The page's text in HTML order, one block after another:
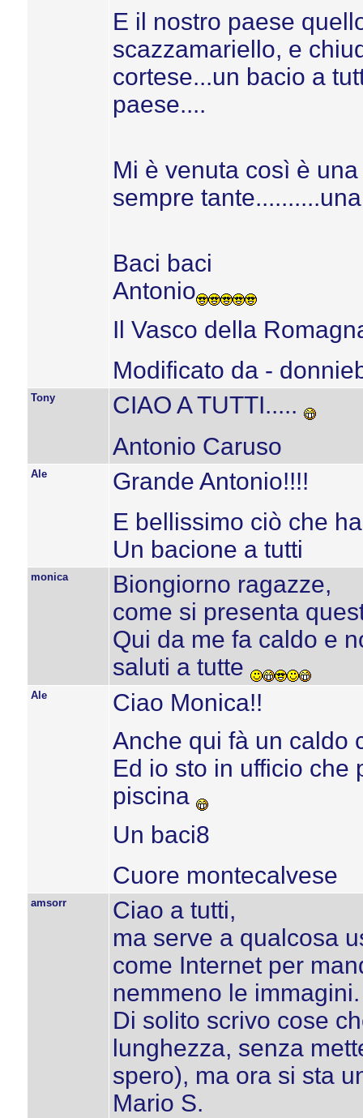
E il nostro paese
scazzamariello, e
cortese...un bacio a
paese....
Mi è venuta così è
sempre
Baci baci
Antonio
Il Vasco della
Modificato da -
Tony
CIAO A TUTTI.....
Antonio Caruso
Ale
Grande Antonio!!!!
E bellissimo ciò che
Un bacione a tutti
monica
Biongiorno ragazze,
come si presenta
Qui da me fa caldo e
saluti a tutte
Ale
Ciao Monica!!
Anche qui fà un caldo
Ed io sto in ufficio che
piscina
Un baci8
Cuore montecalvese
amsorr
Ciao a tutti,
ma serve a qualcosa
come Internet per
nemmeno le immagini.
Di solito scrivo cose
lunghezza, senza
spero), ma ora si sta
Mario S.